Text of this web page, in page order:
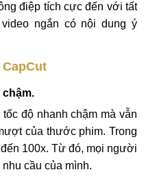
điệp tích cực đến với tất
ngắn có nội dung ý
độ nhanh chậm mà vẫn
của thước phim. Trong
100x. Từ đó, mọi người
cầu của mình.